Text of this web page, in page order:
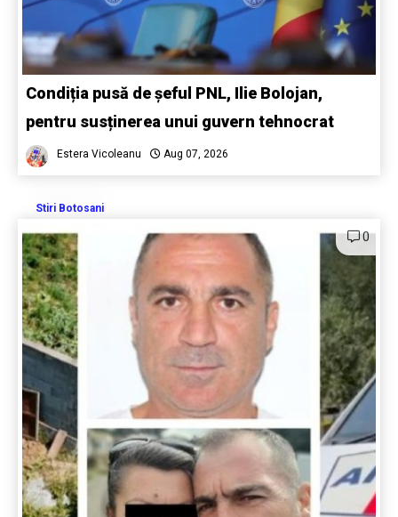
Condiția pusă de șeful PNL, Ilie Bolojan,
pentru susținerea unui guvern tehnocrat
Estera Vicoleanu Aug 07, 2026
Stiri Botosani
0